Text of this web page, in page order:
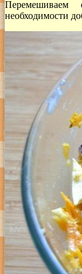
Перемешиваем
необходимости